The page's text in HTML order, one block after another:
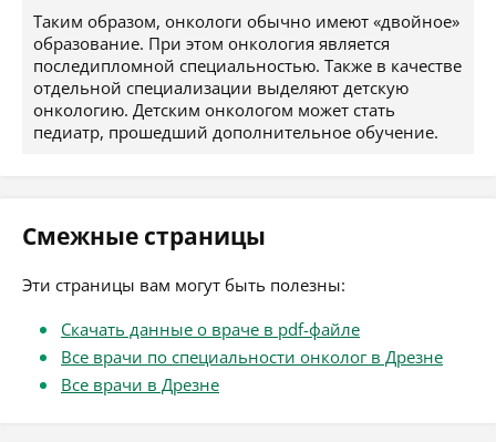
Таким образом, онкологи обычно имеют «двойное»
образование. При этом онкология является
последипломной специальностью. Также в качестве
отдельной специализации выделяют детскую
онкологию. Детским онкологом может стать
педиатр, прошедший дополнительное обучение.
Смежные страницы
Эти страницы вам могут быть полезны:
Скачать данные о враче в pdf-файле
Все врачи по специальности онколог в Дрезне
Все врачи в Дрезне